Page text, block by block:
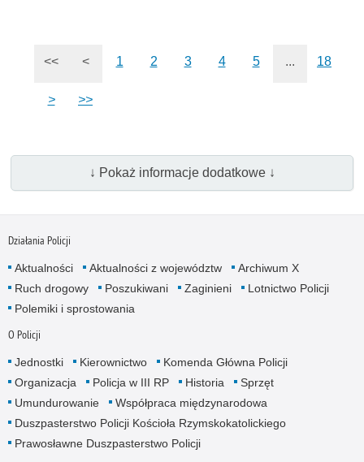
<< < 1 2 3 4 5 ... 18
> >>
↓ Pokaż informacje dodatkowe ↓
Działania Policji
Aktualności Aktualności z województw
Archiwum X
Ruch drogowy
Poszukiwani Zaginieni
Lotnictwo Policji
Polemiki i sprostowania
O Policji
Jednostki Kierownictwo
Komenda Główna Policji
Organizacja
Policja w III RP Historia
Sprzęt
Umundurowanie
Współpraca międzynarodowa
Duszpasterstwo Policji Kościoła Rzymskokatolickiego
Prawosławne Duszpasterstwo Policji